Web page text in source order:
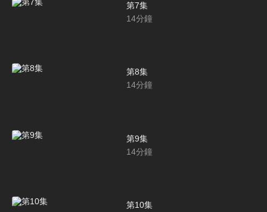
第7集
14分鐘
第8集
14分鐘
第9集
14分鐘
第10集